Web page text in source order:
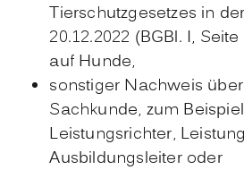
Tierschutzgesetzes in
20.12.2022 (BGBl. I,
auf Hunde,
sonstiger Nachweis
Sachkunde, zum
Leistungsrichter,
Ausbildungsleiter oder